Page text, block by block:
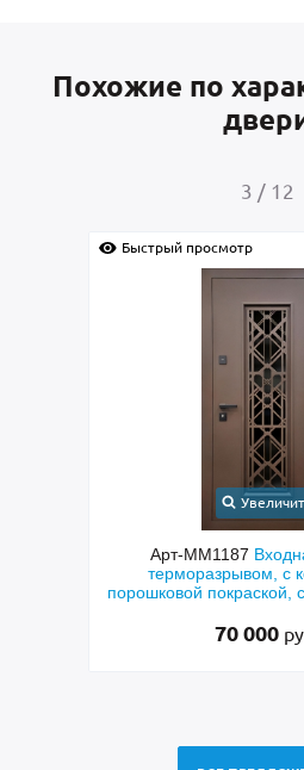
Похожие по
4 / 12
и
Быстрый
Арт-